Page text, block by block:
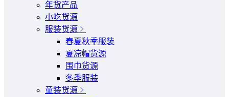
年货产品
小吃货源
服装货源
春夏秋季服装
夏凉帽货源
围巾货源
冬季服装
童装货源